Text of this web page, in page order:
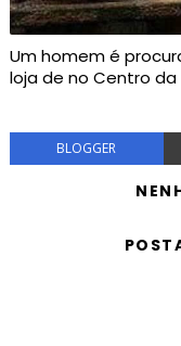
Um homem é
loja de no Centro da
BLOGGER